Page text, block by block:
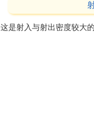
这是射入与射出密度较大